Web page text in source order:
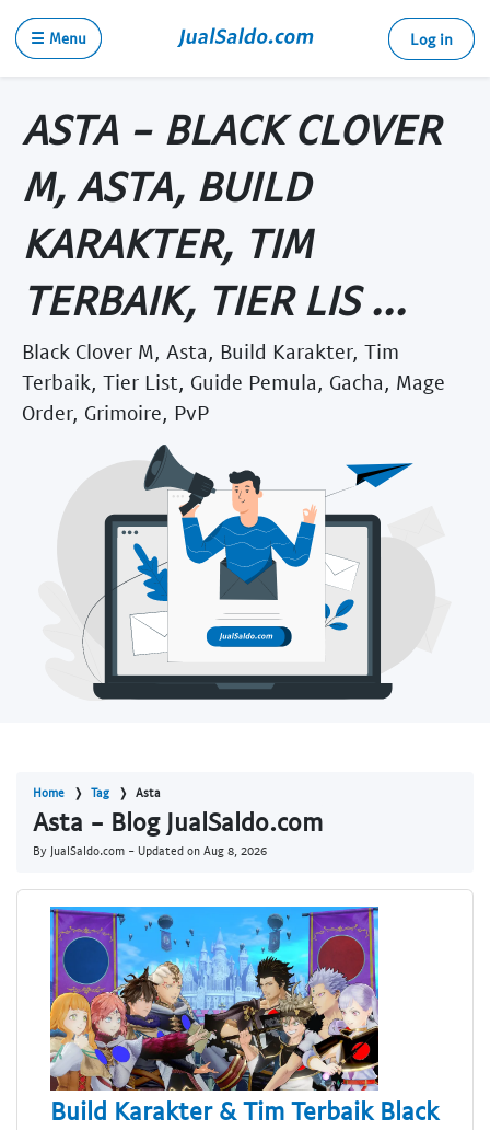
☰ Menu Log in
ASTA - BLACK CLOVER
M, ASTA, BUILD
KARAKTER, TIM
TERBAIK, TIER LIS ...
Black Clover M, Asta, Build Karakter, Tim
Terbaik, Tier List, Guide Pemula, Gacha, Mage
Order, Grimoire, PvP
Home Tag Asta
Asta - Blog JualSaldo.com
By JualSaldo.com - Updated on Aug 8, 2026
Build Karakter & Tim Terbaik Black